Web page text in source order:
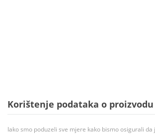
Korištenje podataka o proizvodu
Iako smo poduzeli sve mjere kako bismo osigurali